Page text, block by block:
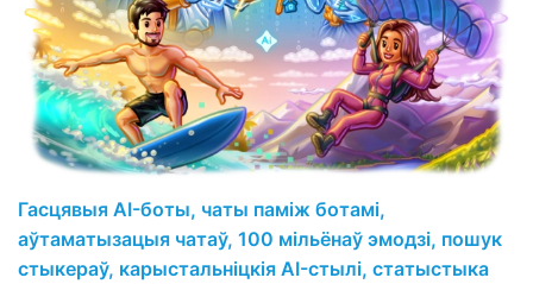
Гасцявыя AI-боты, чаты паміж ботамі,
аўтаматызацыя чатаў, 100 мільёнаў эмодзі, пошук
стыкераў, карыстальніцкія AI-стылі, статыстыка